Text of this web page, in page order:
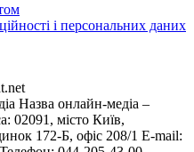
і персональних даних
Назва онлайн-медіа –
02091, місто Київ,
172-Б, офіс 208/1 E-mail: